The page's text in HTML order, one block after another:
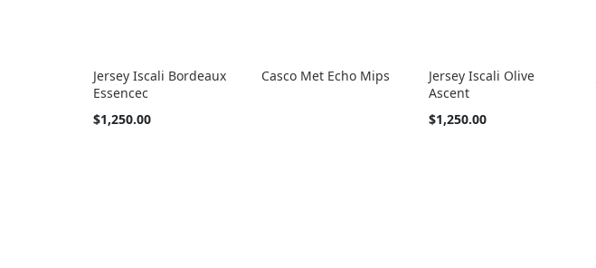
Jersey Iscali Bordeaux
Essencec
Tan
$1,250.00
Casco Met Echo Mips
Jersey Iscali Olive
Ascent
Tan
$1,250.00